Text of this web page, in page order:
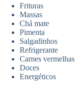
Frituras
Massas
Chá mate
Pimenta
Salgadinhos
Refrigerante
Carnes vermelhas
Doces
Energéticos